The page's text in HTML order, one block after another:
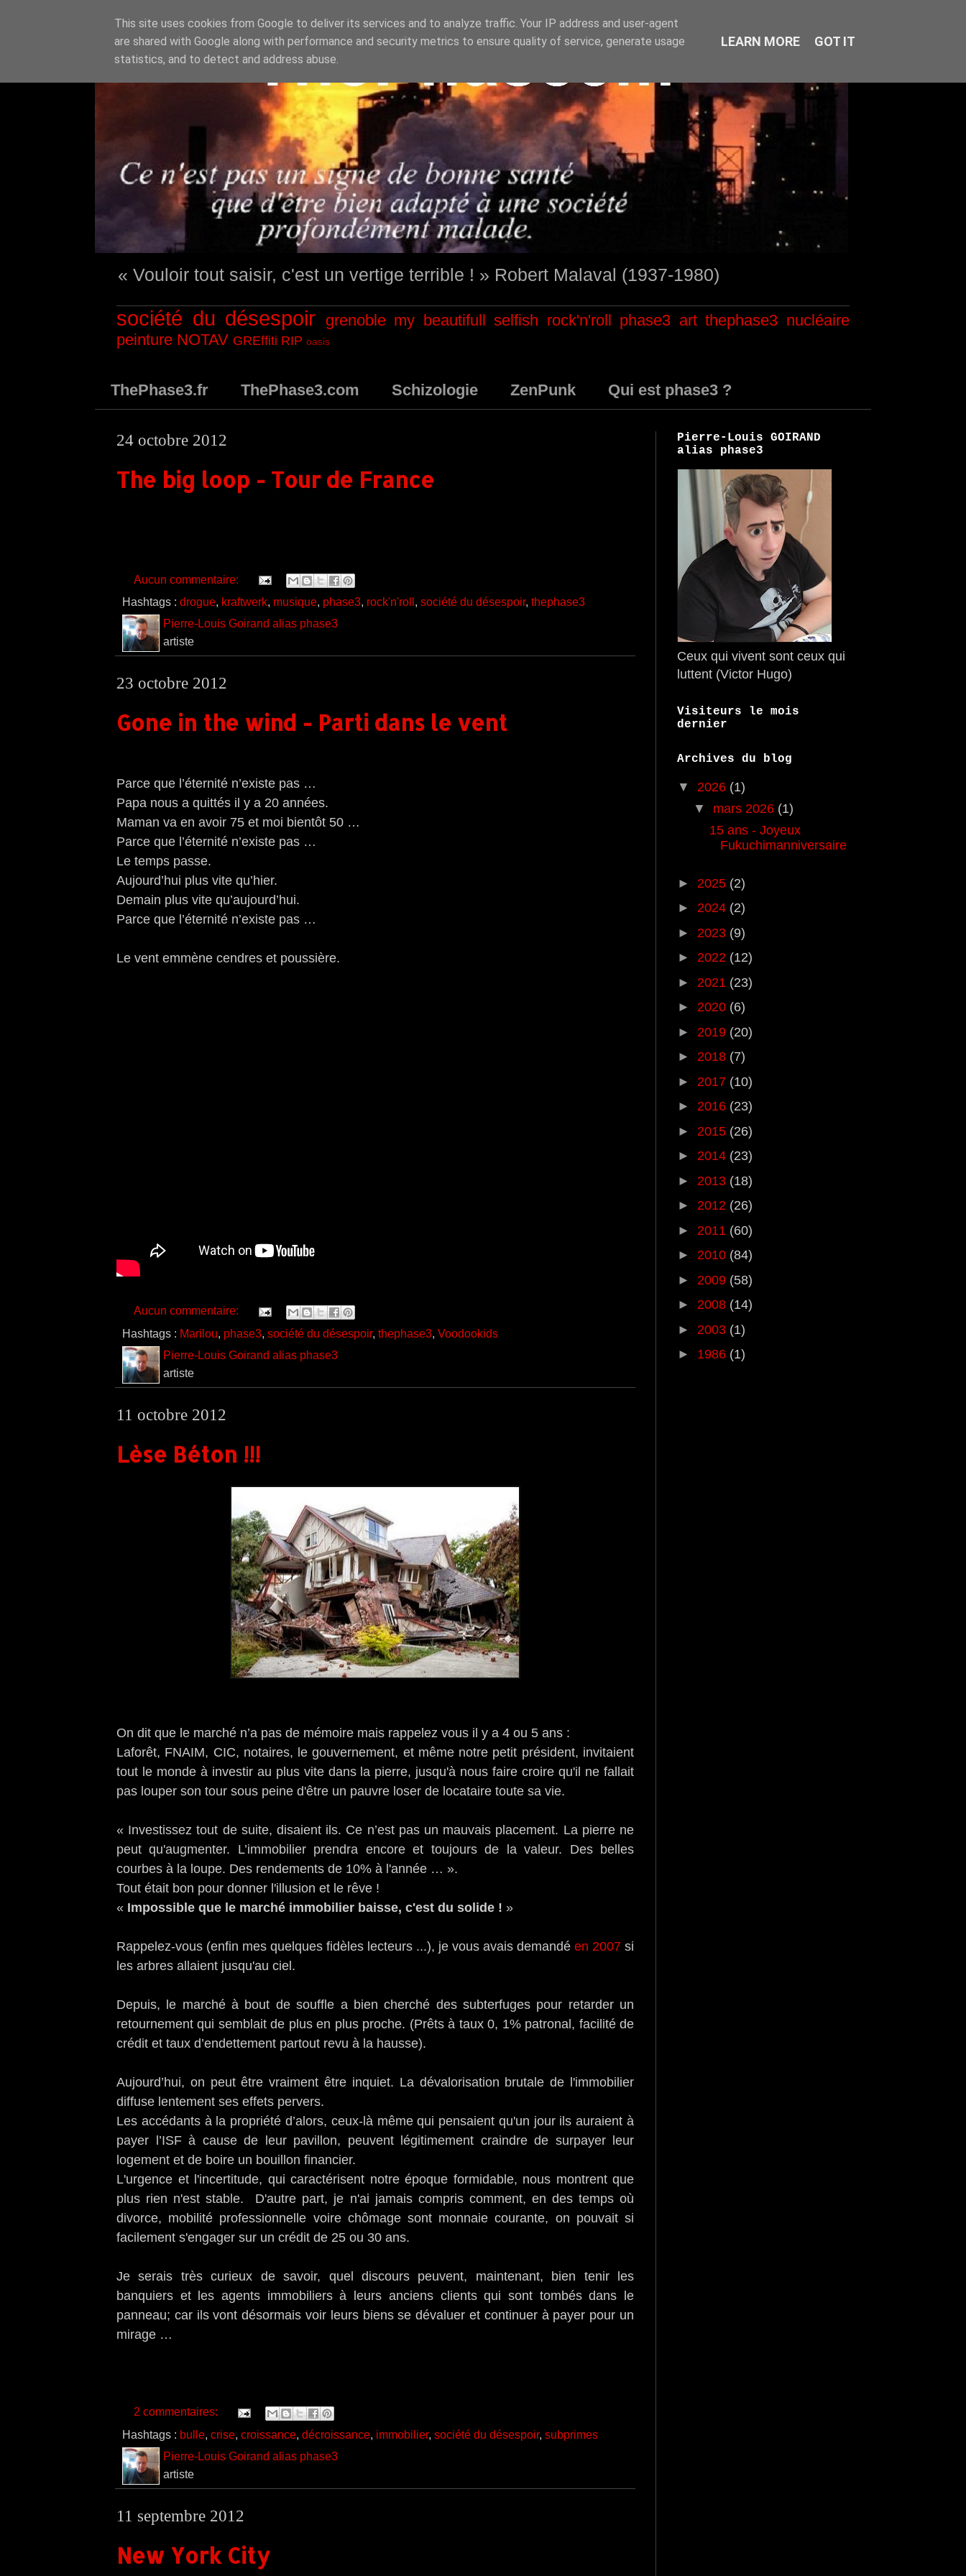
« Vouloir tout saisir, c'est un vertige terrible ! » Robert Malaval (1937-1980)
société du désespoir grenoble my beautifull selfish rock'n'roll phase3 art thephase3 nucléaire
peinture NOTAV GREffiti RIP oasis
ThePhase3.fr ThePhase3.com Schizologie ZenPunk Qui est phase3 ?
24 octobre 2012
The big loop - Tour de France
Aucun commentaire:
Hashtags : drogue, kraftwerk, musique, phase3, rock'n'roll, société du désespoir, thephase3
Pierre-Louis Goirand alias phase3
artiste
23 octobre 2012
Gone in the wind - Parti dans le vent
Parce que l’éternité n’existe pas …
Papa nous a quittés il y a 20 années.
Maman va en avoir 75 et moi bientôt 50 …
Parce que l’éternité n’existe pas …
Le temps passe.
Aujourd’hui plus vite qu’hier.
Demain plus vite qu’aujourd’hui.
Parce que l’éternité n’existe pas …
Le vent emmène cendres et poussière.
Aucun commentaire:
Hashtags : Marilou, phase3, société du désespoir, thephase3, Voodookids
Pierre-Louis Goirand alias phase3
artiste
11 octobre 2012
Lèse Béton !!!
On dit que le marché n’a pas de mémoire mais rappelez vous il y a 4 ou 5 ans :
Laforêt, FNAIM, CIC, notaires, le gouvernement, et même notre petit président, invitaient
tout le monde à investir au plus vite dans la pierre, jusqu'à nous faire croire qu'il ne fallait
pas louper son tour sous peine d'être un pauvre loser de locataire toute sa vie.
« Investissez tout de suite, disaient ils. Ce n’est pas un mauvais placement. La pierre ne
peut qu'augmenter. L’immobilier prendra encore et toujours de la valeur. Des belles
courbes à la loupe. Des rendements de 10% à l'année … ».
Tout était bon pour donner l'illusion et le rêve !
« Impossible que le marché immobilier baisse, c'est du solide ! »
Rappelez-vous (enfin mes quelques fidèles lecteurs ...), je vous avais demandé en 2007 si
les arbres allaient jusqu'au ciel.
Depuis, le marché à bout de souffle a bien cherché des subterfuges pour retarder un
retournement qui semblait de plus en plus proche. (Prêts à taux 0, 1% patronal, facilité de
crédit et taux d’endettement partout revu à la hausse).
Aujourd’hui, on peut être vraiment être inquiet. La dévalorisation brutale de l'immobilier
diffuse lentement ses effets pervers.
Les accédants à la propriété d’alors, ceux-là même qui pensaient qu'un jour ils auraient à
payer l’ISF à cause de leur pavillon, peuvent légitimement craindre de surpayer leur
logement et de boire un bouillon financier.
L'urgence et l'incertitude, qui caractérisent notre époque formidable, nous montrent que
plus rien n'est stable. D'autre part, je n'ai jamais compris comment, en des temps où
divorce, mobilité professionnelle voire chômage sont monnaie courante, on pouvait si
facilement s'engager sur un crédit de 25 ou 30 ans.
Je serais très curieux de savoir, quel discours peuvent, maintenant, bien tenir les
banquiers et les agents immobiliers à leurs anciens clients qui sont tombés dans le
panneau; car ils vont désormais voir leurs biens se dévaluer et continuer à payer pour un
mirage …
2 commentaires:
Hashtags : bulle, crise, croissance, décroissance, immobilier, société du désespoir, subprimes
Pierre-Louis Goirand alias phase3
artiste
11 septembre 2012
New York City
Pierre-Louis GOIRAND
alias phase3
Ceux qui vivent sont ceux qui
luttent (Victor Hugo)
Visiteurs le mois
dernier
Archives du blog
▼ 2026 (1)
▼ mars 2026 (1)
15 ans - Joyeux
Fukuchimanniversaire
► 2025 (2)
► 2024 (2)
► 2023 (9)
► 2022 (12)
► 2021 (23)
► 2020 (6)
► 2019 (20)
► 2018 (7)
► 2017 (10)
► 2016 (23)
► 2015 (26)
► 2014 (23)
► 2013 (18)
► 2012 (26)
► 2011 (60)
► 2010 (84)
► 2009 (58)
► 2008 (14)
► 2003 (1)
► 1986 (1)
This site uses cookies from Google to deliver its services and to analyze traffic. Your IP address and user-agent
are shared with Google along with performance and security metrics to ensure quality of service, generate usage
statistics, and to detect and address abuse.
LEARN MORE GOT IT